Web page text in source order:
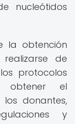
nucleótidos
la obtención
de
protocolos
obtener el
donantes,
y